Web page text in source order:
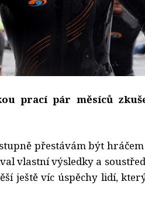
prací pár měsíců
přestávám být
vlastní výsledky a
ještě víc úspěchy lidí,